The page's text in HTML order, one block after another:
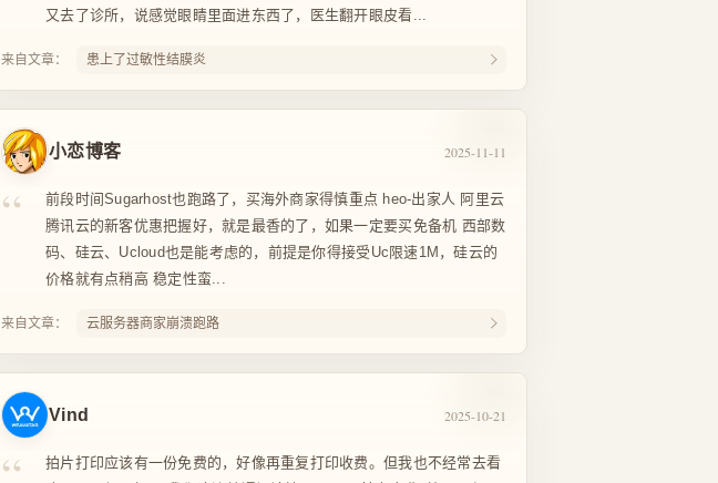
又去了诊所，说感觉眼睛里面进东西了，医生翻开眼皮看...
来自文章： 患上了过敏性结膜炎
小恋博客 2025-11-11
“
前段时间Sugarhost也跑路了，买海外商家得慎重点 heo-出家人 阿里云
腾讯云的新客优惠把握好，就是最香的了，如果一定要买免备机 西部数
码、硅云、Ucloud也是能考虑的，前提是你得接受Uc限速1M，硅云的
价格就有点稍高 稳定性蛮...
来自文章： 云服务器商家崩溃跑路
Vind 2025-10-21
拍片打印应该有一份免费的，好像再重复打印收费。但我也不经常去看